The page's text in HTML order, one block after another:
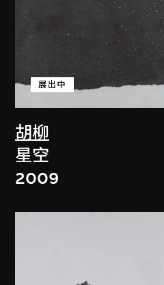
胡柳
展出中
星空
2009